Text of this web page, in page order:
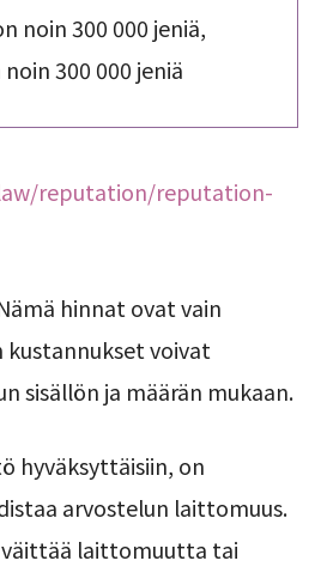
noin 300 000 jeniä,
300 000 jeniä
reputation/reputation-
hinnat ovat vain
voivat
sisällön ja määrän mukaan.
hyväksyttäisiin, on
arvostelun laittomuus.
väittää laittomuutta tai